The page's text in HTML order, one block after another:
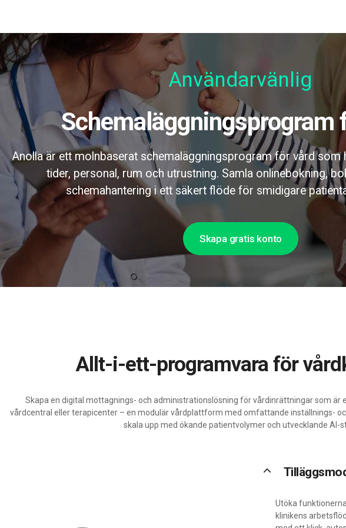
Användarvänlig
Schemaläggningsprogram
Anolla är ett molnbaserat schemaläggningsprogram för vård som
tider, personal, rum och utrustning. Samla onlinebokning,
schemahantering i ett säkert flöde för smidigare
Skapa gratis konto
Allt-i-ett-programvara för
Skapa en digital mottagnings- och administrationslösning för vårdinrättningar som är
vårdcentral eller terapicenter – en modulär vårdplattform med omfattande inställnings-
skala upp med ökande patientvolymer och utvecklande AI-
keyboard_arrow_up
Utöka
klinikens